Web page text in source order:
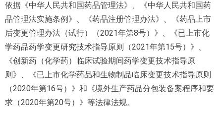
依据《中华人民共和国药品管理法》、《中华人民共和国药
品管理法实施条例》、《药品注册管理办法》、《药品上市
后变更管理办法（试行）（2021年第8号）》、《已上市化
学药品药学变更研究技术指导原则（2021年第15号）》、
《创新药（化学药）临床试验期间药学变更技术指导原
则》、《已上市化学药品和生物制品临床变更技术指导原则
（2020年第16号）》和《境外生产药品分包装备案程序和要
求（2020年第20号）》等法律法规。